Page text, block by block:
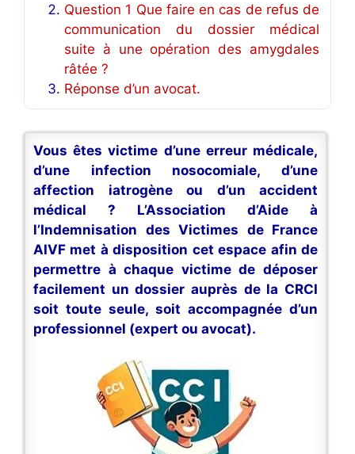
Question 1 Que faire en cas de refus de
communication du dossier médical
suite à une opération des amygdales
râtée ?
Réponse d’un avocat.
Vous êtes victime d’une erreur médicale,
d’une infection nosocomiale, d’une
affection iatrogène ou d’un accident
médical ? L’Association d’Aide à
l’Indemnisation des Victimes de France
AIVF met à disposition cet espace afin de
permettre à chaque victime de déposer
facilement un dossier auprès de la CRCI
soit toute seule, soit accompagnée d’un
professionnel (expert ou avocat).